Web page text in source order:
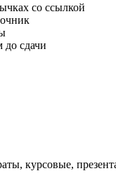
со ссылкой
до сдачи
курсовые,